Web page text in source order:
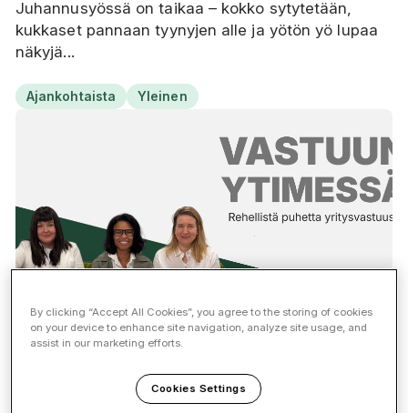
Juhannusyössä on taikaa – kokko sytytetään,
kukkaset pannaan tyynyjen alle ja yötön yö lupaa
näkyjä...
Ajankohtaista Yleinen
By clicking “Accept All Cookies”, you agree to the storing of cookies
on your device to enhance site navigation, analyze site usage, and
assist in our marketing efforts.
Cookies Settings